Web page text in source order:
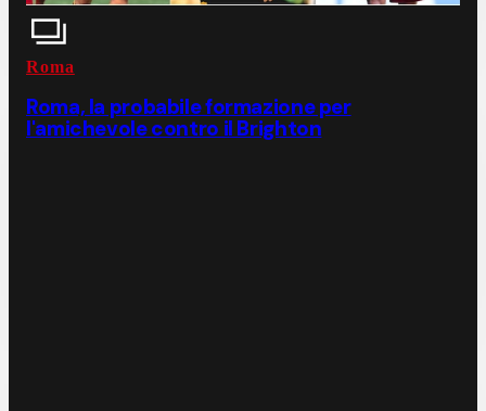
Roma
Roma, la probabile formazione per
l'amichevole contro il Brighton